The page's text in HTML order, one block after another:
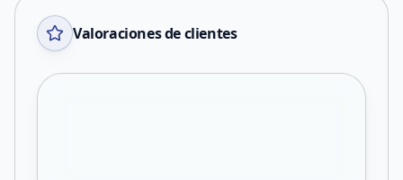
Valoraciones de clientes